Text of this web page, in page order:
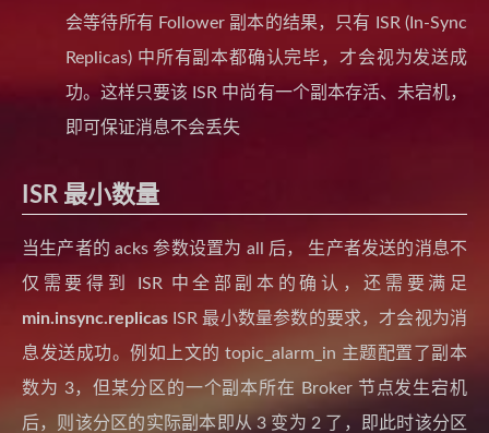
会等待所有 Follower 副本的结果，只有 ISR (In-Sync
Replicas) 中所有副本都确认完毕，才会视为发送成
功。这样只要该 ISR 中尚有一个副本存活、未宕机，
即可保证消息不会丢失
ISR 最小数量
当生产者的 acks 参数设置为 all 后， 生产者发送的消息不
仅需要得到 ISR 中全部副本的确认，还需要满足
min.insync.replicas ISR 最小数量参数的要求，才会视为消
息发送成功。例如上文的 topic_alarm_in 主题配置了副本
数为 3，但某分区的一个副本所在 Broker 节点发生宕机
后，则该分区的实际副本即从 3 变为 2 了，即此时该分区